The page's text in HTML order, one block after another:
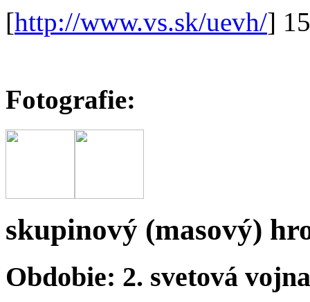
[http://www.vs.sk/uevh/]
Fotografie:
skupinový (masový)
Obdobie: 2. svetová vojna